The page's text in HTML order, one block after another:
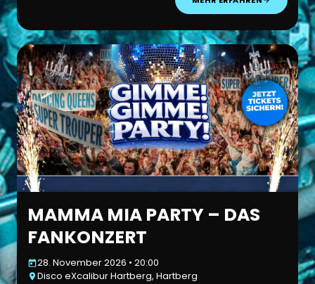
MAMMA MIA PARTY – DAS
FANKONZERT
28. November 2026 • 20:00
Disco eXcalibur Hartberg, Hartberg